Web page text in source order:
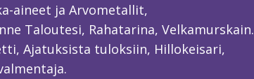
aineet ja Arvometallit,
Taloutesi, Rahatarina, Velkamurskain.
Ajatuksista tuloksiin, Hillokeisari,